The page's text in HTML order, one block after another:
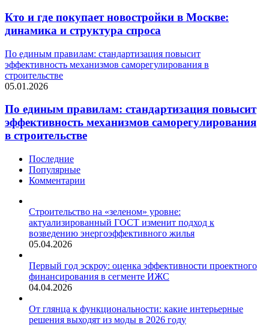
Кто и где покупает новостройки в Москве:
динамика и структура спроса
По единым правилам: стандартизация повысит
эффективность механизмов саморегулирования в
строительстве
05.01.2026
По единым правилам: стандартизация повысит
эффективность механизмов саморегулирования
в строительстве
Последние
Популярные
Комментарии
Строительство на «зеленом» уровне:
актуализированный ГОСТ изменит подход к
возведению энергоэффективного жилья
05.04.2026
Первый год эскроу: оценка эффективности проектного
финансирования в сегменте ИЖС
04.04.2026
От глянца к функциональности: какие интерьерные
решения выходят из моды в 2026 году